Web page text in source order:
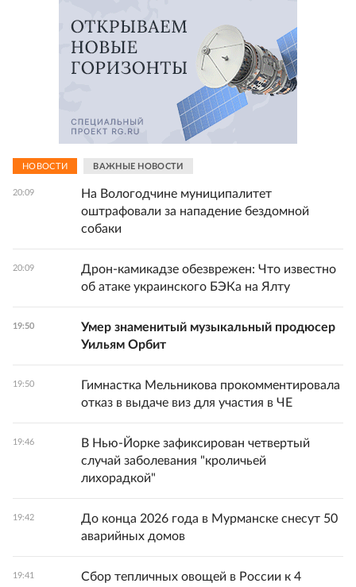
НОВОСТИ ВАЖНЫЕ НОВОСТИ
20:09
На Вологодчине муниципалитет
оштрафовали за нападение бездомной
собаки
20:09
Дрон-камикадзе обезврежен: Что известно
об атаке украинского БЭКа на Ялту
19:50
Умер знаменитый музыкальный продюсер
Уильям Орбит
19:50
Гимнастка Мельникова прокомментировала
отказ в выдаче виз для участия в ЧЕ
19:46
В Нью-Йорке зафиксирован четвертый
случай заболевания "кроличьей
лихорадкой"
19:42
До конца 2026 года в Мурманске снесут 50
аварийных домов
19:41
Сбор тепличных овощей в России к 4